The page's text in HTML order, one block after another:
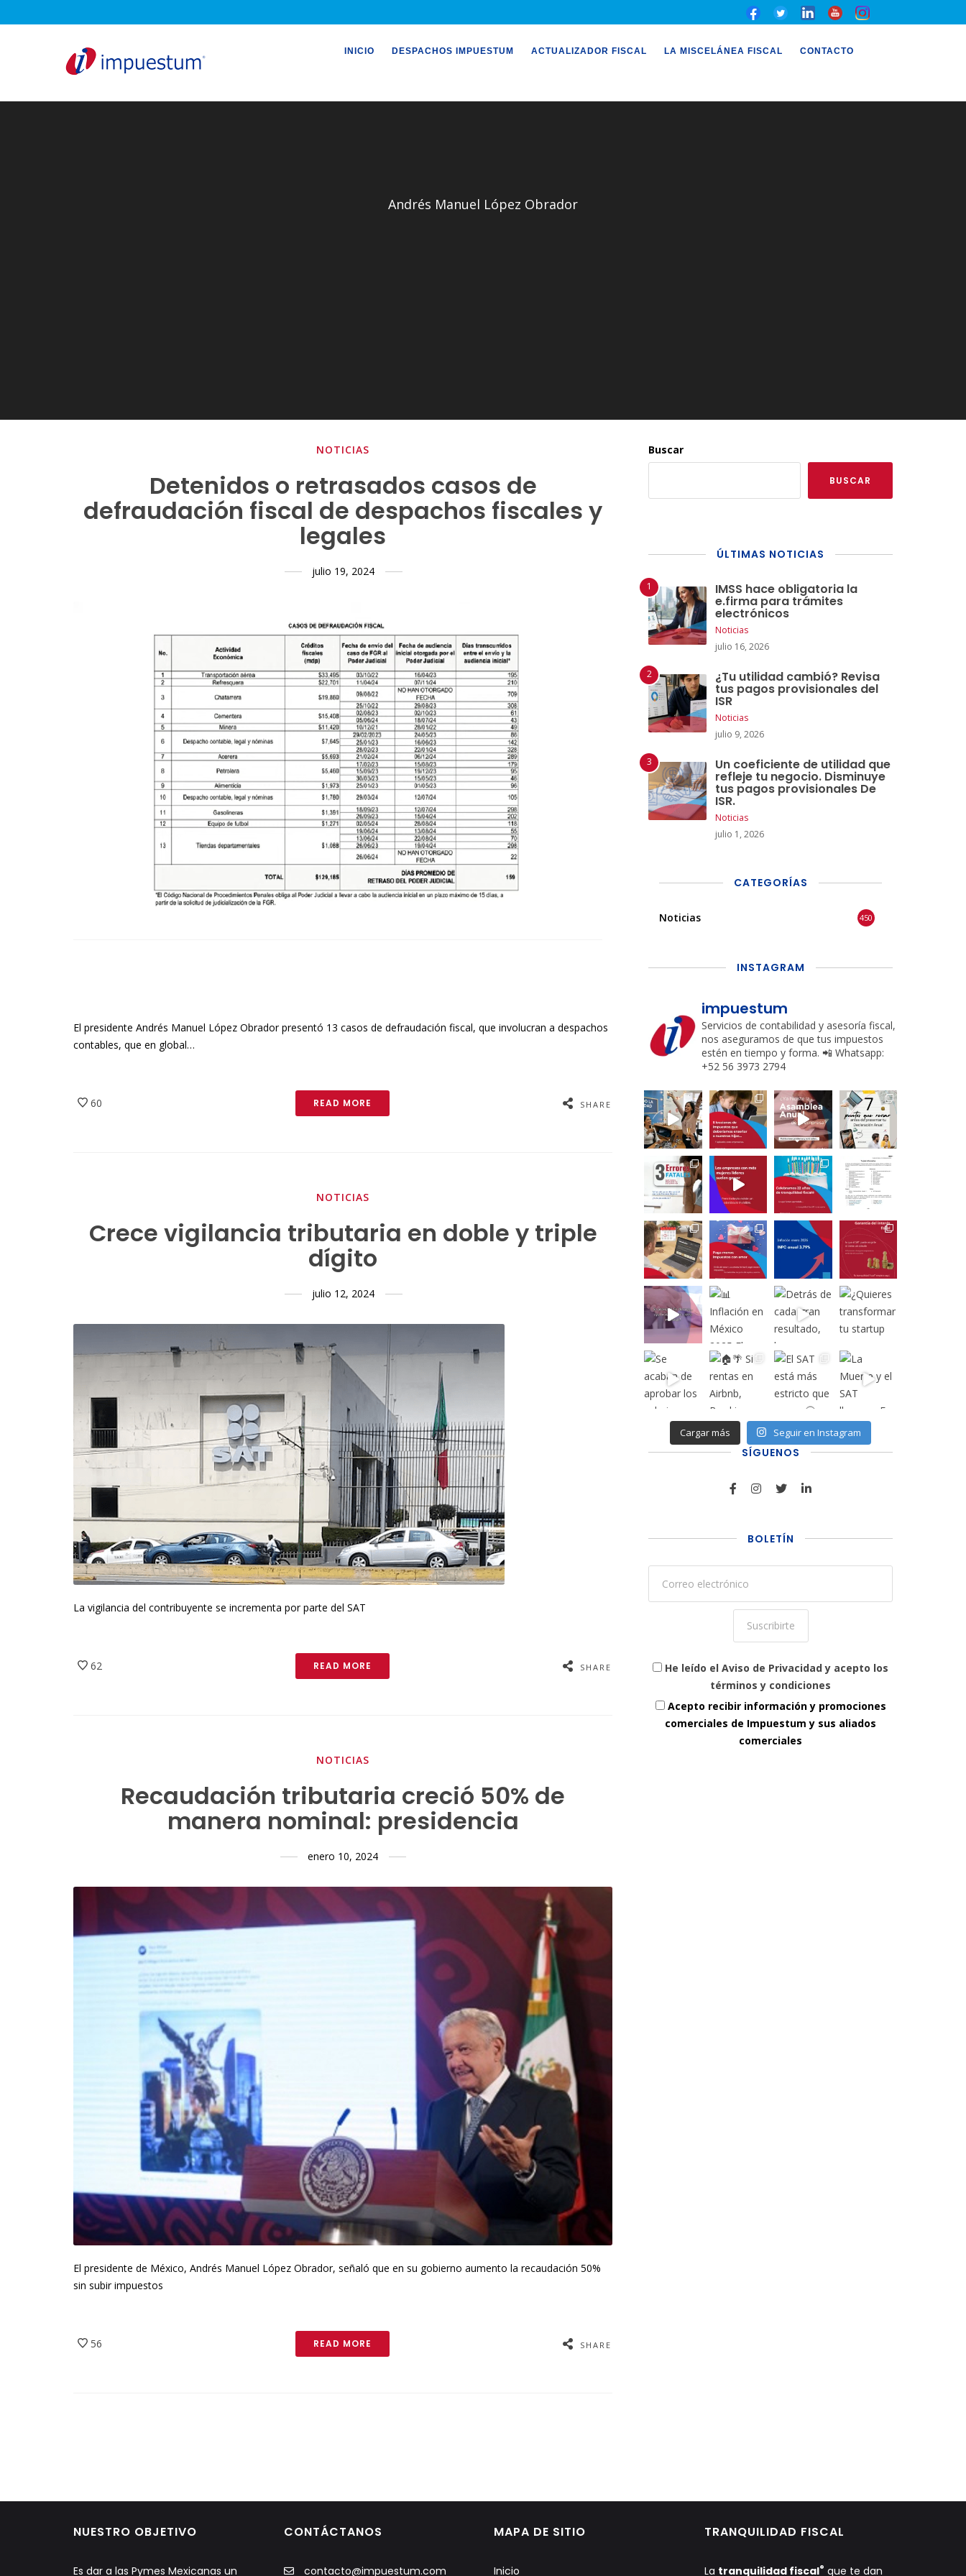
INICIO DESPACHOS IMPUESTUM ACTUALIZADOR FISCAL LA MISCELÁNEA FISCAL CONTACTO
Andrés Manuel López Obrador
NOTICIAS
Detenidos o retrasados casos de
defraudación fiscal de despachos fiscales y
legales
julio 19, 2024
El presidente Andrés Manuel López Obrador presentó 13 casos de defraudación fiscal, que involucran a despachos
contables, que en global…
60 READ MORE SHARE
NOTICIAS
Crece vigilancia tributaria en doble y triple
dígito
julio 12, 2024
La vigilancia del contribuyente se incrementa por parte del SAT
62 READ MORE SHARE
NOTICIAS
Recaudación tributaria creció 50% de
manera nominal: presidencia
enero 10, 2024
El presidente de México, Andrés Manuel López Obrador, señaló que en su gobierno aumento la recaudación 50%
sin subir impuestos
56 READ MORE SHARE
Buscar
BUSCAR
ÚLTIMAS NOTICIAS
IMSS hace obligatoria la
e.firma para trámites
electrónicos
Noticias
julio 16, 2026
¿Tu utilidad cambió? Revisa
tus pagos provisionales del
ISR
Noticias
julio 9, 2026
Un coeficiente de utilidad que
refleje tu negocio. Disminuye
tus pagos provisionales De
ISR.
Noticias
julio 1, 2026
CATEGORÍAS
Noticias 450
INSTAGRAM
impuestum
Servicios de contabilidad y asesoría fiscal,
nos aseguramos de que tus impuestos
estén en tiempo y forma. 📲 Whatsapp:
+52 56 3973 2794
Cargar más Seguir en Instagram
SÍGUENOS
BOLETÍN
He leído el Aviso de Privacidad y acepto los
términos y condiciones
Acepto recibir información y promociones
comerciales de Impuestum y sus aliados
comerciales
NUESTRO OBJETIVO
Es dar a las Pymes Mexicanas un
CONTÁCTANOS
contacto@impuestum.com
MAPA DE SITIO
Inicio
TRANQUILIDAD FISCAL
La tranquilidad fiscal® que te dan